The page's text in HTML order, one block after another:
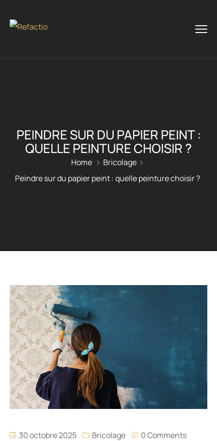
PEINDRE SUR DU PAPIER PEINT :
QUELLE PEINTURE CHOISIR ?
Home
Bricolage
Peindre sur du papier peint : quelle peinture choisir ?
30 octobre 2025 Bricolage 0 Comments